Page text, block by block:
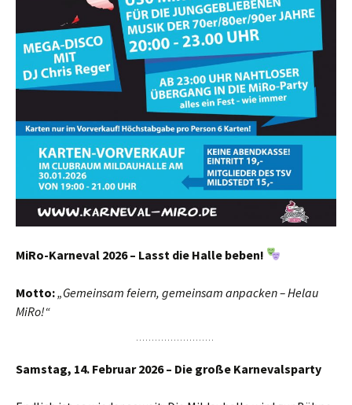
MiRo-Karneval 2026 – Lasst die Halle beben!
Motto:„Gemeinsam feiern, gemeinsam anpacken – Helau
MiRo!“
Samstag, 14. Februar 2026 – Die große Karnevalsparty